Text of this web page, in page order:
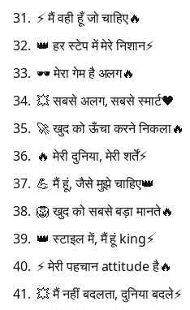
⚡ मैं वही हूँ जो चाहिए🔥
👑 हर स्टेप में मेरे निशान⚡
🕶️ मेरा गेम है अलग🔥
💥 सबसे अलग, सबसे स्मार्ट🖤
🚀 खुद को ऊँचा करने निकला🔥
🔥 मेरी दुनिया, मेरी शर्तें⚡
💪 मैं हूं, जैसे मुझे चाहिए👑
🦁 खुद को सबसे बड़ा मानते🔥
👑 स्टाइल में, मैं हूं king⚡
⚡ मेरी पहचान attitude है🔥
💥 मैं नहीं बदलता, दुनिया बदले⚡